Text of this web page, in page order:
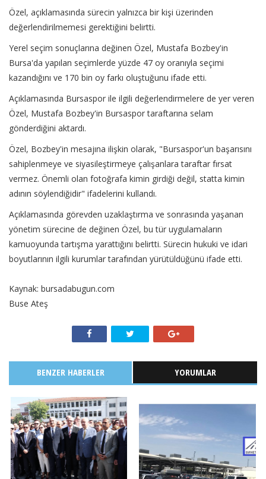
Özel, açıklamasında sürecin yalnızca bir kişi üzerinden
değerlendirilmemesi gerektiğini belirtti.
Yerel seçim sonuçlarına değinen Özel, Mustafa Bozbey'in
Bursa'da yapılan seçimlerde yüzde 47 oy oranıyla seçimi
kazandığını ve 170 bin oy farkı oluştuğunu ifade etti.
Açıklamasında Bursaspor ile ilgili değerlendirmelere de yer veren
Özel, Mustafa Bozbey'in Bursaspor taraftarına selam
gönderdiğini aktardı.
Özel, Bozbey'in mesajına ilişkin olarak, "Bursaspor'un başarısını
sahiplenmeye ve siyasileştirmeye çalışanlara taraftar fırsat
vermez. Önemli olan fotoğrafa kimin girdiği değil, statta kimin
adının söylendiğidir" ifadelerini kullandı.
Açıklamasında görevden uzaklaştırma ve sonrasında yaşanan
yönetim sürecine de değinen Özel, bu tür uygulamaların
kamuoyunda tartışma yarattığını belirtti. Sürecin hukuki ve idari
boyutlarının ilgili kurumlar tarafından yürütüldüğünü ifade etti.
Kaynak: bursadabugun.com
Buse Ateş
BENZER HABERLER YORUMLAR